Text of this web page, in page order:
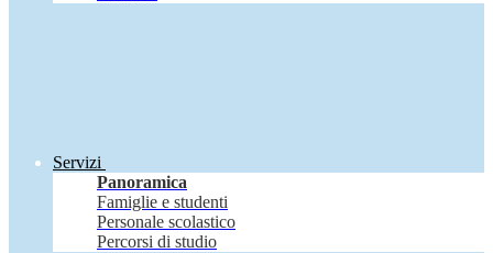
Servizi
Panoramica
Famiglie e studenti
Personale scolastico
Percorsi di studio